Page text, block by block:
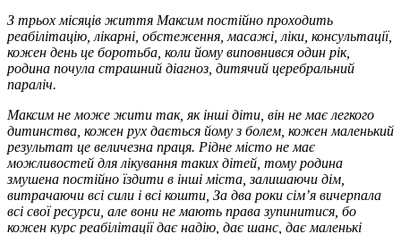
З трьох місяців життя Максим постійно проходить
реабілітацію, лікарні, обстеження, масажі, ліки, консультації,
кожен день це боротьба, коли йому виповнився один рік,
родина почула страшний діагноз, дитячий церебральний
параліч.
Максим не може жити так, як інші діти, він не має легкого
дитинства, кожен рух дається йому з болем, кожен маленький
результат це величезна праця. Рідне місто не має
можливостей для лікування таких дітей, тому родина
змушена постійно їздити в інші міста, залишаючи дім,
витрачаючи всі сили і всі кошти, За два роки сім’я вичерпала
всі свої ресурси, але вони не мають права зупинитися, бо
кожен курс реабілітації дає надію, дає шанс, дає маленькі